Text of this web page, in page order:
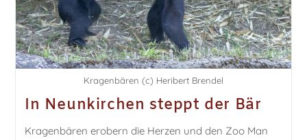
Kragenbären (c) Heribert Brendel
In Neunkirchen steppt der Bär
Kragenbären erobern die Herzen und den Zoo Man